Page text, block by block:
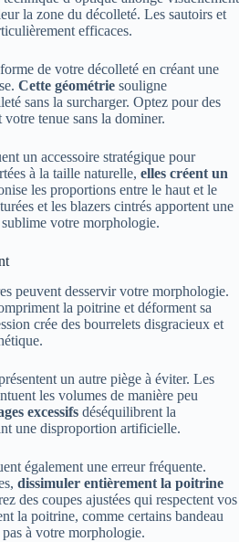
la zone du décolleté. Les sautoirs et
efficaces.
de votre décolleté en créant une
Cette géométrie souligne
sans la surcharger. Optez pour des
tenue sans la dominer.
un accessoire stratégique pour
à la taille naturelle, elles créent un
les proportions entre le haut et le
et les blazers cintrés apportent une
votre morphologie.
peuvent desservir votre morphologie.
la poitrine et déforment sa
crée des bourrelets disgracieux et
un autre piège à éviter. Les
les volumes de manière peu
excessifs déséquilibrent la
une disproportion artificielle.
également une erreur fréquente.
dissimuler entièrement la poitrine
des coupes ajustées qui respectent vos
la poitrine, comme certains bandeau
à votre morphologie.